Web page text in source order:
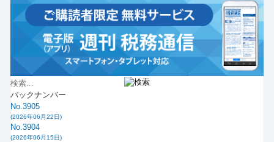
バックナンバー
No.3905
(2026年06月22日)
No.3904
(2026年06月15日)